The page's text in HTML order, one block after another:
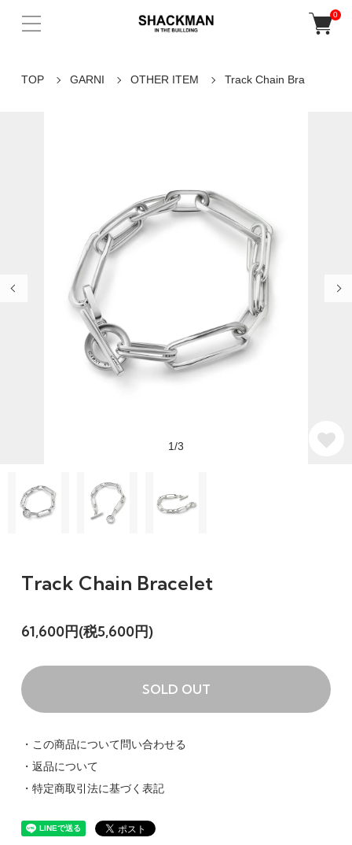
0
TOP GARNI OTHER ITEM Track Chain Bra
1/3
Track Chain Bracelet
61,600円(税5,600円)
SOLD OUT
・この商品について問い合わせる
・返品について
・特定商取引法に基づく表記